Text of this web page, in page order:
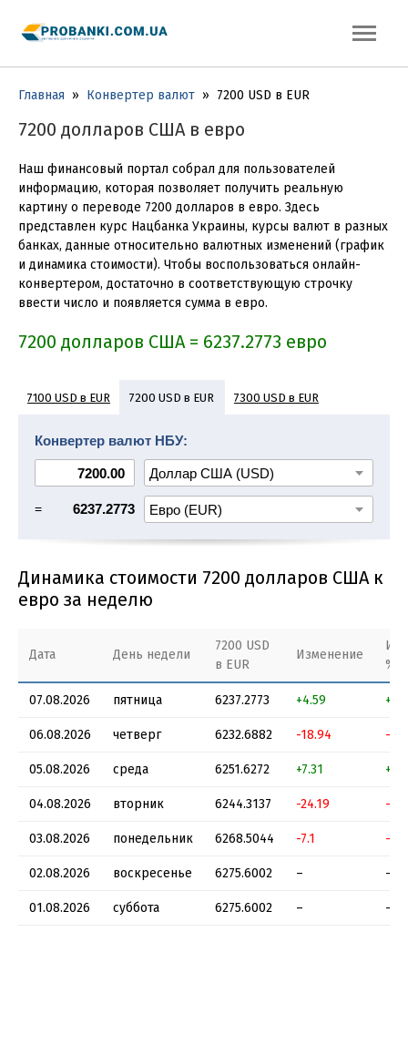
Главная » Конвертер валют » 7200 USD в EUR
7200 долларов США в евро
Наш финансовый портал собрал для пользователей
информацию, которая позволяет получить реальную
картину о переводе 7200 долларов в евро. Здесь
представлен курс Нацбанка Украины, курсы валют в разных
банках, данные относительно валютных изменений (график
и динамика стоимости). Чтобы воспользоваться онлайн-
конвертером, достаточно в соответствующую строчку
ввести число и появляется сумма в евро.
7200 долларов США = 6237.2773 евро
7100 USD в EUR 7200 USD в EUR 7300 USD в EUR
7700 USD в EUR 7800 USD в EUR
Конвертер валют НБУ:
= 6237.2773
Динамика стоимости 7200 долларов США к
евро за неделю
Дата День недели
7200 USD
в EUR
Изменение
%
07.08.2026 пятница 6237.2773 +4.59
06.08.2026 четверг 6232.6882 -18.94 -
05.08.2026 среда 6251.6272 +7.31
04.08.2026 вторник 6244.3137 -24.19 -
03.08.2026 понедельник 6268.5044 -7.1 -
02.08.2026 воскресенье 6275.6002 – –
01.08.2026 суббота 6275.6002 – –